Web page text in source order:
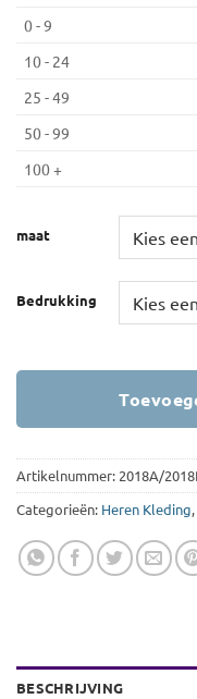
0 - 9
10 - 24
25 - 49
50 - 99
100 +
maat
Bedrukking
Artikelnummer: 2018A/
Categorieën: Heren Kleding,
BESCHRIJVING